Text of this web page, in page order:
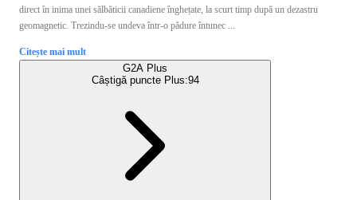
direct în inima unei sălbăticii canadiene înghețate, la scurt timp după un dezastru
geomagnetic. Trezindu-se undeva într-o pădure întunec ...
Citește mai mult
G2A Plus
Câștigă puncte Plus:94